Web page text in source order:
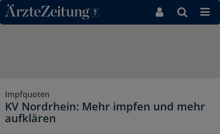
Direkt zum Inhaltsbereich
Impfquoten
KV Nordrhein: Mehr impfen und mehr
aufklären